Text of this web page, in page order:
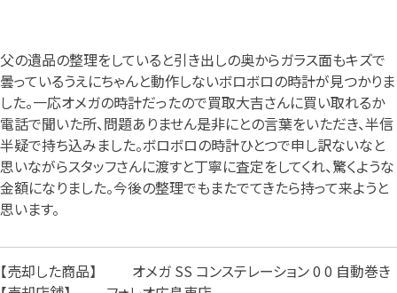
父の遺品の整理をしていると引き出しの奥からガラス面もキズで
曇っているうえにちゃんと動作しないボロボロの時計が見つかりま
した。一応オメガの時計だったので買取大吉さんに買い取れるか
電話で聞いた所、問題ありません是非にとの言葉をいただき、半信
半疑で持ち込みました。ボロボロの時計ひとつで申し訳ないなと
思いながらスタッフさんに渡すと丁寧に査定をしてくれ、驚くような
金額になりました。今後の整理でもまたでてきたら持って来ようと
思います。
売却した商品
オメガ SS コンステレーション 0 0 自動巻き